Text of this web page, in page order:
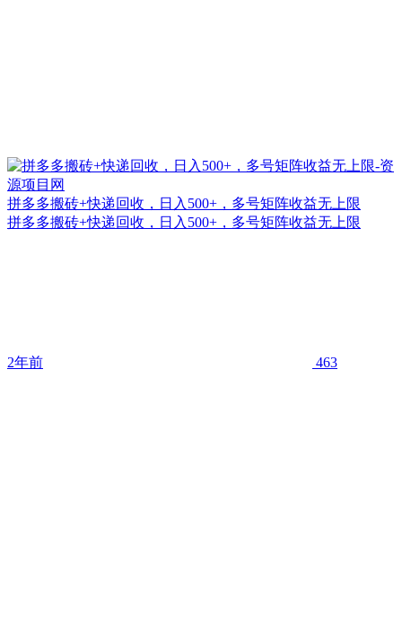
拼多多搬砖+快递回收，日入500+，多号矩阵收益无上限
拼多多搬砖+快递回收，日入500+，多号矩阵收益无上限
2年前 463